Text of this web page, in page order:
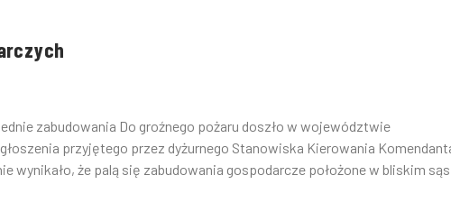
zabudowania Do groźnego pożaru doszło w województwie
przyjętego przez dyżurnego Stanowiska Kierowania
wynikało, że palą się zabudowania gospodarcze położone w bliskim